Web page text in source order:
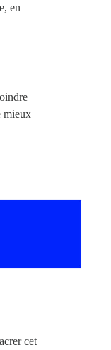
en
mieux
cet